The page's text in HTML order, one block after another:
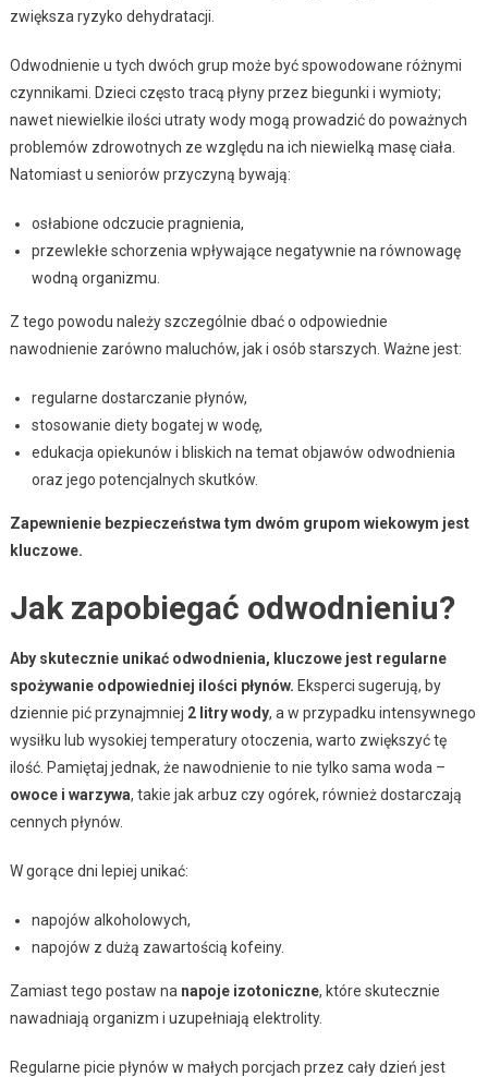
zwiększa ryzyko dehydratacji.
Odwodnienie u tych dwóch grup może być spowodowane różnymi
czynnikami. Dzieci często tracą płyny przez biegunki i wymioty;
nawet niewielkie ilości utraty wody mogą prowadzić do poważnych
problemów zdrowotnych ze względu na ich niewielką masę ciała.
Natomiast u seniorów przyczyną bywają:
osłabione odczucie pragnienia,
przewlekłe schorzenia wpływające negatywnie na równowagę
wodną organizmu.
Z tego powodu należy szczególnie dbać o odpowiednie
nawodnienie zarówno maluchów, jak i osób starszych. Ważne jest:
regularne dostarczanie płynów,
stosowanie diety bogatej w wodę,
edukacja opiekunów i bliskich na temat objawów odwodnienia
oraz jego potencjalnych skutków.
Zapewnienie bezpieczeństwa tym dwóm grupom wiekowym jest
kluczowe.
Jak zapobiegać odwodnieniu?
Aby skutecznie unikać odwodnienia, kluczowe jest regularne
spożywanie odpowiedniej ilości płynów. Eksperci sugerują, by
dziennie pić przynajmniej 2 litry wody, a w przypadku intensywnego
wysiłku lub wysokiej temperatury otoczenia, warto zwiększyć tę
ilość. Pamiętaj jednak, że nawodnienie to nie tylko sama woda –
owoce i warzywa, takie jak arbuz czy ogórek, również dostarczają
cennych płynów.
W gorące dni lepiej unikać:
napojów alkoholowych,
napojów z dużą zawartością kofeiny.
Zamiast tego postaw na napoje izotoniczne, które skutecznie
nawadniają organizm i uzupełniają elektrolity.
Regularne picie płynów w małych porcjach przez cały dzień jest